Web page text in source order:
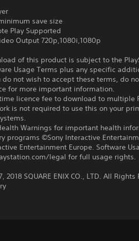
save size
Play Supported
Output 720p,1080i,1080p
of this product is subject to the
Usage Terms plus any specific
do not wish to accept these terms, do
for more important information.
licence fee to download to multiple
is not required to use this on your
Warnings for important health
programs ©Sony Interactive
Entertainment Europe. Software
legal for full usage rights.
2018 SQUARE ENIX CO., LTD. All